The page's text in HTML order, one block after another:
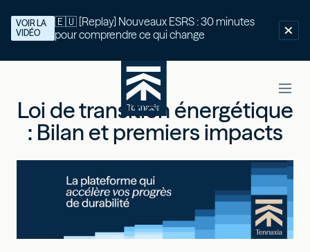
🇪🇺 [Replay] Nouveaux ESRS : 30 minutes
pour comprendre ce qui change
VOIR LA
VIDÉO
Loi de transition énergétique
: Bilan et premiers impacts